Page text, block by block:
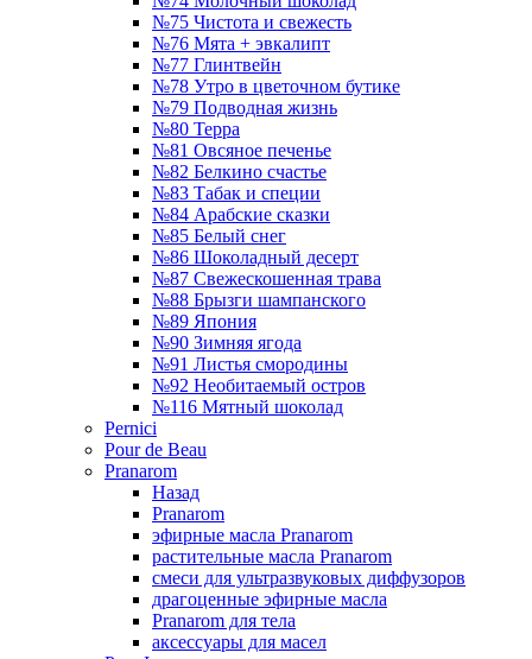
№75 Чистота и свежесть
№76 Мята + эвкалипт
№77 Глинтвейн
№78 Утро в цветочном бутике
№79 Подводная жизнь
№80 Терра
№81 Овсяное печенье
№82 Белкино счастье
№83 Табак и специи
№84 Арабские сказки
№85 Белый снег
№86 Шоколадный десерт
№87 Свежескошенная трава
№88 Брызги шампанского
№89 Япония
№90 Зимняя ягода
№91 Листья смородины
№92 Необитаемый остров
№116 Мятный шоколад
Pernici
Pour de Beau
Pranarom
Назад
Pranarom
эфирные масла Pranarom
растительные масла Pranarom
смеси для ультразвуковых диффузоров
драгоценные эфирные масла
Pranarom для тела
аксессуары для масел